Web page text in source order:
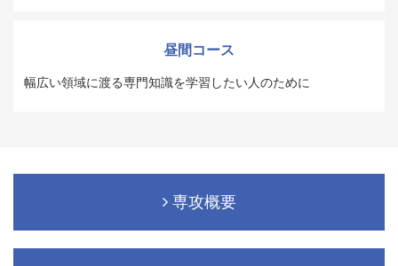
昼間コース
幅広い領域に渡る専門知識を学習したい人のために
専攻概要